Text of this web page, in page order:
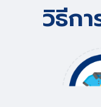
วิธีก